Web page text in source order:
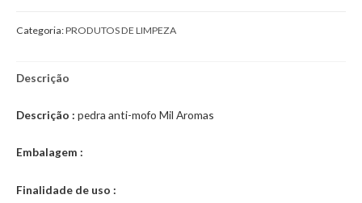
Categoria:PRODUTOS DE LIMPEZA
Descrição
Descrição : pedra anti-mofo Mil Aromas
Embalagem :
Finalidade de uso :